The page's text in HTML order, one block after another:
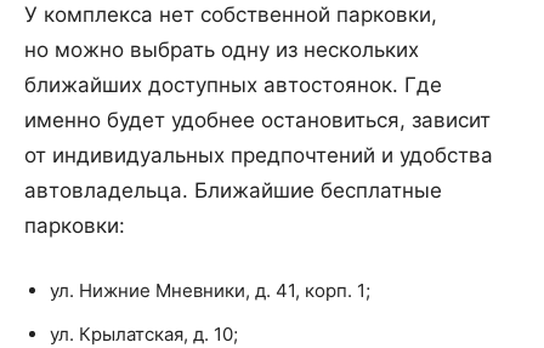
У комплекса нет собственной парковки,
но можно выбрать одну из нескольких
ближайших доступных автостоянок. Где
именно будет удобнее остановиться, зависит
от индивидуальных предпочтений и удобства
автовладельца. Ближайшие бесплатные
парковки:
ул. Нижние Мневники, д. 41, корп. 1;
ул. Крылатская, д. 10;